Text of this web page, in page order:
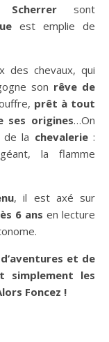
Scherrer sont
est emplie de
des chevaux, qui
son rêve de
prêt à tout
ses origines…On
de la chevalerie:
la flamme
, il est axé sur
6 ansen lecture
et de
simplement les
Foncez !